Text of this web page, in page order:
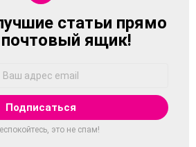
статьи прямо
ящик!
это не спам!